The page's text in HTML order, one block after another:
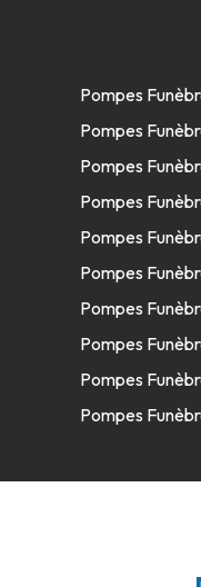
Pompes
17 Place Des
Consulter
Pompes
Zi De Kerlouis-
Consulter
Pompes
Pompes
Pompes
Pompes
Pompes
Pompes
Pompes
Pompes
Pompes
Pompes
Pompes